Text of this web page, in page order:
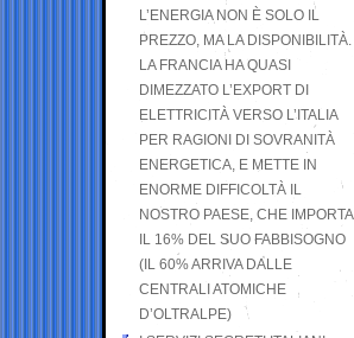
L’ENERGIA NON È SOLO IL
PREZZO, MA LA DISPONIBILITÀ.
LA FRANCIA HA QUASI
DIMEZZATO L’EXPORT DI
ELETTRICITÀ VERSO L’ITALIA
PER RAGIONI DI SOVRANITÀ
ENERGETICA, E METTE IN
ENORME DIFFICOLTÀ IL
NOSTRO PAESE, CHE IMPORTA
IL 16% DEL SUO FABBISOGNO
(IL 60% ARRIVA DALLE
CENTRALI ATOMICHE
D’OLTRALPE)